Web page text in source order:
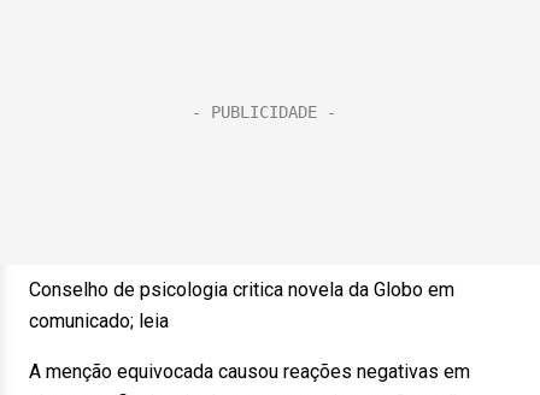
Conselho de psicologia critica novela da Globo em
comunicado; leia
A menção equivocada causou reações negativas em